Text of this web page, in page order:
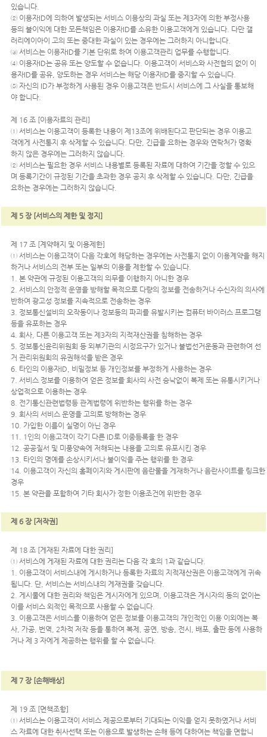
있습니다.
② 이용자ID에 의하여 발생되는 서비스 이용상의 과실 또는 제3자에 의한 부정사용
등의 불이익에 대한 모든책임은 이용자ID를 소유한 이용고객에게 있습니다. 다만 갤
러리에이아이 고의 또는 중대한 과실이 있는 경우에는 그러하지 아니합니다.
③ 서비스는 이용자ID를 기본 단위로 하여 이용고객관리 업무를 수행합니다.
④ 이용자ID는 공유 또는 양도할 수 없습니다. 이용고객이 서비스와 사전협의 없이 이
용자ID를 공유, 양도하는 경우 서비스는 해당 이용자ID를 중지할 수 있습니다.
⑤ 자신의 ID가 부정하게 사용된 경우 이용고객은 반드시 서비스에 그 사실을 통보해
야 합니다.
제 16 조 [이용자료의 관리]
① 서비스는 이용고객이 등록한 내용이 제13조에 위배된다고 판단되는 경우 이용고
객에게 사전통지 후 삭제할 수 있습니다. 다만, 긴급을 요하는 경우와 연락처가 명확
하지 않은 경우에는 그러하지 않습니다.
② 서비스는 필요한 경우 서비스 내용별로 등록된 자료에 대하여 기간을 정할 수 있으
며 등록기간이 규정된 기간을 초과한 경우 공지 후 삭제할 수 있습니다. 다만, 긴급을
요하는 경우에는 그러하지 않습니다.
제 5 장 [서비스의 제한 및 정지]
제 17 조 [계약해지 및 이용제한]
① 서비스는 이용고객이 다음 각호에 해당하는 경우에는 사전통지 없이 이용계약을 해지
하거나 서비스의 전부 또는 일부의 이용을 제한할 수 있습니다.
1. 본 약관에 규정된 이용고객의 의무를 이행하지 아니한 경우
2. 서비스의 안정적 운영을 방해할 목적으로 다량의 정보를 전송하거나 수신자의 의사에
반하여 광고성 정보를 지속적으로 전송하는 경우
3. 정보통신설비의 오작동이나 정보등의 파괴를 유발시키는 컴퓨터 바이러스 프로그램
등을 유포하는 경우
4. 회사, 다른 이용고객 또는 제3자의 지적재산권을 침해하는 경우
5. 정보통신윤리위원회 등 외부기관의 시정요구가 있거나 불법선거운동과 관련하여 선
거 관리위원회의 유권해석을 받은 경우
6. 타인의 이용자ID, 비밀정보 등 개인정보를 부정하게 사용하는 경우
7. 서비스 정보를 이용하여 얻은 정보를 회사의 사전 승낙없이 복제 또는 유통시키거나
상업적으로 이용하는 경우
8. 전기통신관련법령등 관계법령에 위반하는 행위를 하는 경우
9. 회사의 서비스 운영을 고의로 방해하는 경우
10. 가입한 이름이 실명이 아닌 경우
11. 1인의 이용고객이 각기 다른 ID로 이중등록을 한 경우
12. 공공질서 및 미풍양속에 저해되는 내용을 고의로 유포시킨 경우
13. 타인의 명예를 손상시키서나 불이익을 주는 행위를 한 경우
14. 이용고객이 자신의 홈페이지와 게시판에 음란물을 게재하거나 음란사이트를 링크한
경우
15. 본 약관을 포함하여 기타 회사가 정한 이용조건에 위반한 경우
제 6 장 [저작권]
제 18 조 [게재된 자료에 대한 권리]
① 서비스에 게재된 자료에 대한 권리는 다음 각 호의 1과 같습니다.
1. 이용고객이 서비스내에 게시하거나 등록한 자료의 지적재산권은 이용고객에게 귀속
됩니다. 단, 서비스는 서비스내의 게재권을 갖습니다.
2. 게시물에 대한 권리와 책임은 게시자에게 있으며, 이용고객은 게시자의 동의 없이는
이를 서비스 외적인 목적으로 사용할 수 없습니다.
3. 이용고객은 서비스를 이용하여 얻은 정보를 이용고객의 개인적인 이용 이외에는 복
사, 가공, 번역, 2차적 저작 등을 통하여 복제, 공연, 방송, 전시, 배포, 출판 등에 사용하
거나 제 3 자에게 제공하는 행위를 할 수 없습니다.
제 7 장 [손해배상]
제 19 조 [면책조항]
① 서비스는 이용고객이 서비스 제공으로부터 기대되는 이익을 얻지 못하였거나 서비
스 자료에 대한 취사선택 또는 이용으로 발생하는 손해 등에 대하여는 책임을 면합니